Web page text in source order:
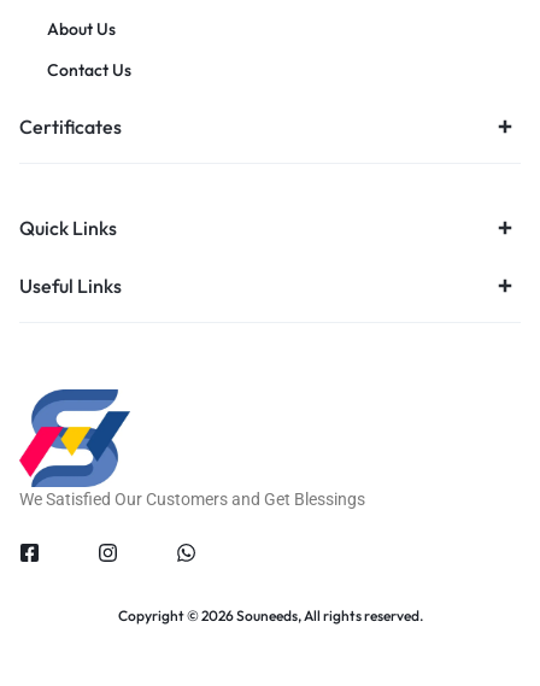
About Us
Contact Us
Certificates
Quick Links
Useful Links
We Satisfied Our Customers and Get Blessings
Copyright © 2026 Souneeds, All rights reserved.